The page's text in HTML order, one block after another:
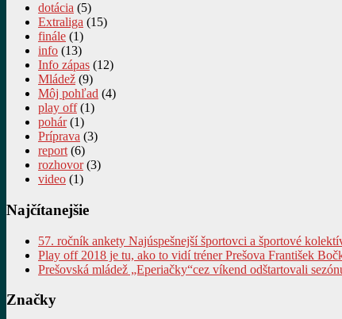
dotácia (5)
Extraliga (15)
finále (1)
info (13)
Info zápas (12)
Mládež (9)
Môj pohľad (4)
play off(1)
pohár(1)
Príprava (3)
report (6)
rozhovor(3)
video (1)
Najčítanejšie
57. ročník ankety Najúspešnejší športovci a športové
Play off 2018 je tu, ako to vidí tréner Prešova František
Prešovská mládež „Eperiačky“cez víkend odštartovali
Značky